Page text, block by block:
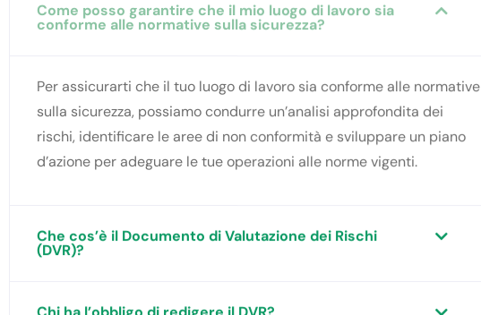
Come posso garantire che il mio luogo di lavoro sia
conforme alle normative sulla sicurezza?
Per assicurarti che il tuo luogo di lavoro sia conforme alle normative
sulla sicurezza, possiamo condurre un’analisi approfondita dei
rischi, identificare le aree di non conformità e sviluppare un piano
d’azione per adeguare le tue operazioni alle norme vigenti.
Che cos’è il Documento di Valutazione dei Rischi
(DVR)?